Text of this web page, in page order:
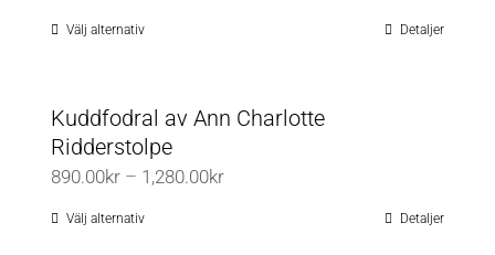
Välj alternativDen
har
flera
varianter.
De
Detaljer
Kuddfodral av Ann Charlotte
Ridderstolpe
890.00kr – 1,280.00krPrisintervall:
Välj alternativDen
Detaljer